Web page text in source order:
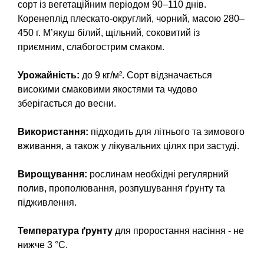
сорт із вегетаційним періодом 90–110 днів.
Коренеплід плескато-округлий, чорний, масою 280–
450 г. М’якуш білий, щільний, соковитий із
приємним, слабогострим смаком.
Урожайність: до 9 кг/м². Сорт відзначається
високими смаковими якостями та чудово
зберігається до весни.
Використання: підходить для літнього та зимового
вживання, а також у лікувальних цілях при застуді.
Вирощування: рослинам необхідні регулярний
полив, прополювання, розпушування ґрунту та
підживлення.
Температура ґрунту для проростання насіння - не
нижче 3 °C.
Семена сидератов
Семена табака
Семена тыквы, патиссона
Семена фасоли
Семена шпината
Средства защиты от мух
Средства защиты от моли
Средства защиты от кротов
дачных туалетов, биодеструкторы
Хозяйственные товары
Средства защиты растений